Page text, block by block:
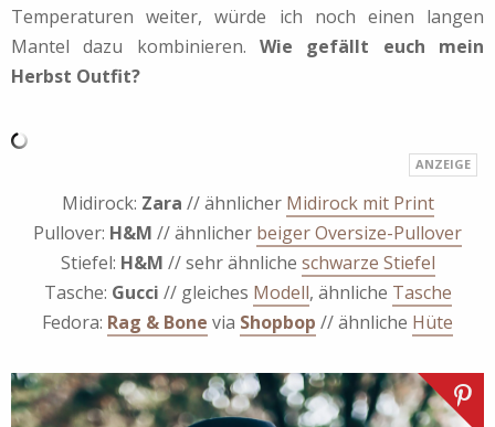
Temperaturen weiter, würde ich noch einen langen
Mantel dazu kombinieren. Wie gefällt euch mein
Herbst Outfit?
Midirock: Zara // ähnlicher Midirock mit Print
Pullover: H&M // ähnlicher beiger Oversize-Pullover
Stiefel: H&M // sehr ähnliche schwarze Stiefel
Tasche: Gucci // gleiches Modell, ähnliche Tasche
Fedora: Rag & Bone via Shopbop // ähnliche Hüte